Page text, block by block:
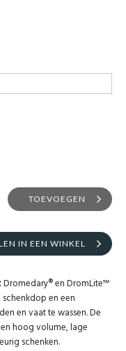
TOEVOEGEN
IN EEN WINKEL
en DromLite™
en een
en vaat te wassen. De
hoog volume, lage
schenken.